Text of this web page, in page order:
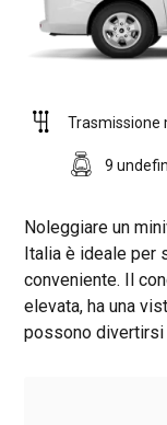
Trasmissione
9
Noleggiare un
Italia è ideale
conveniente. Il
elevata, ha una
possono divertirsi